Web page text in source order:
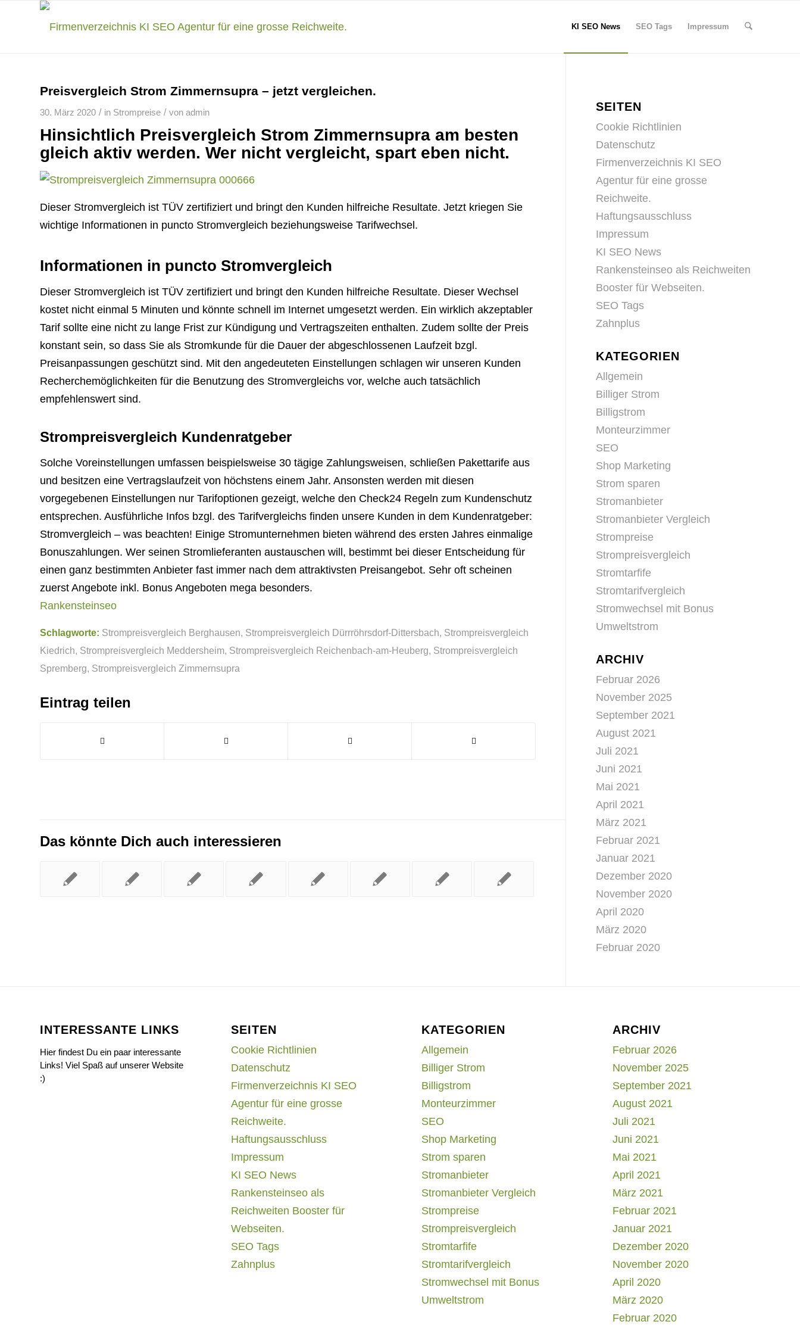
KI SEO News SEO Tags Impressum
Preisvergleich Strom Zimmernsupra – jetzt vergleichen.
30. März 2020 / in Strompreise / von admin
Hinsichtlich Preisvergleich Strom Zimmernsupra am besten
gleich aktiv werden. Wer nicht vergleicht, spart eben nicht.
Dieser Stromvergleich ist TÜV zertifiziert und bringt den Kunden hilfreiche Resultate. Jetzt kriegen Sie
wichtige Informationen in puncto Stromvergleich beziehungsweise Tarifwechsel.
Informationen in puncto Stromvergleich
Dieser Stromvergleich ist TÜV zertifiziert und bringt den Kunden hilfreiche Resultate. Dieser Wechsel
kostet nicht einmal 5 Minuten und könnte schnell im Internet umgesetzt werden. Ein wirklich akzeptabler
Tarif sollte eine nicht zu lange Frist zur Kündigung und Vertragszeiten enthalten. Zudem sollte der Preis
konstant sein, so dass Sie als Stromkunde für die Dauer der abgeschlossenen Laufzeit bzgl.
Preisanpassungen geschützt sind. Mit den angedeuteten Einstellungen schlagen wir unseren Kunden
Recherchemöglichkeiten für die Benutzung des Stromvergleichs vor, welche auch tatsächlich
empfehlenswert sind.
Strompreisvergleich Kundenratgeber
Solche Voreinstellungen umfassen beispielsweise 30 tägige Zahlungsweisen, schließen Pakettarife aus
und besitzen eine Vertragslaufzeit von höchstens einem Jahr. Ansonsten werden mit diesen
vorgegebenen Einstellungen nur Tarifoptionen gezeigt, welche den Check24 Regeln zum Kundenschutz
entsprechen. Ausführliche Infos bzgl. des Tarifvergleichs finden unsere Kunden in dem Kundenratgeber:
Stromvergleich – was beachten! Einige Stromunternehmen bieten während des ersten Jahres einmalige
Bonuszahlungen. Wer seinen Stromlieferanten austauschen will, bestimmt bei dieser Entscheidung für
einen ganz bestimmten Anbieter fast immer nach dem attraktivsten Preisangebot. Sehr oft scheinen
zuerst Angebote inkl. Bonus Angeboten mega besonders.
Rankensteinseo
Schlagworte: Strompreisvergleich Berghausen, Strompreisvergleich Dürrröhrsdorf-Dittersbach, Strompreisvergleich
Kiedrich, Strompreisvergleich Meddersheim, Strompreisvergleich Reichenbach-am-Heuberg, Strompreisvergleich
Spremberg, Strompreisvergleich Zimmernsupra
Eintrag teilen
Das könnte Dich auch interessieren
SEITEN
Cookie Richtlinien
Datenschutz
Firmenverzeichnis KI SEO
Agentur für eine grosse
Reichweite.
Haftungsausschluss
Impressum
KI SEO News
Rankensteinseo als Reichweiten
Booster für Webseiten.
SEO Tags
Zahnplus
KATEGORIEN
Allgemein
Billiger Strom
Billigstrom
Monteurzimmer
SEO
Shop Marketing
Strom sparen
Stromanbieter
Stromanbieter Vergleich
Strompreise
Strompreisvergleich
Stromtarfife
Stromtarifvergleich
Stromwechsel mit Bonus
Umweltstrom
ARCHIV
Februar 2026
November 2025
September 2021
August 2021
Juli 2021
Juni 2021
Mai 2021
April 2021
März 2021
Februar 2021
Januar 2021
Dezember 2020
November 2020
April 2020
März 2020
Februar 2020
INTERESSANTE LINKS
Hier findest Du ein paar interessante
Links! Viel Spaß auf unserer Website
:)
SEITEN
Cookie Richtlinien
Datenschutz
Firmenverzeichnis KI SEO
Agentur für eine grosse
Reichweite.
Haftungsausschluss
Impressum
KI SEO News
Rankensteinseo als
Reichweiten Booster für
Webseiten.
SEO Tags
Zahnplus
KATEGORIEN
Allgemein
Billiger Strom
Billigstrom
Monteurzimmer
SEO
Shop Marketing
Strom sparen
Stromanbieter
Stromanbieter Vergleich
Strompreise
Strompreisvergleich
Stromtarfife
Stromtarifvergleich
Stromwechsel mit Bonus
Umweltstrom
ARCHIV
Februar 2026
November 2025
September 2021
August 2021
Juli 2021
Juni 2021
Mai 2021
April 2021
März 2021
Februar 2021
Januar 2021
Dezember 2020
November 2020
April 2020
März 2020
Februar 2020